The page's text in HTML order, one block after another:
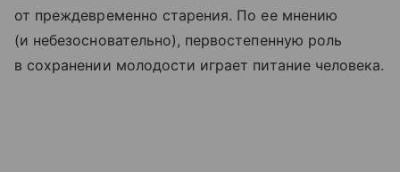
от преждевременно старения. По ее мнению
(и небезосновательно), первостепенную роль
в сохранении молодости играет питание человека.